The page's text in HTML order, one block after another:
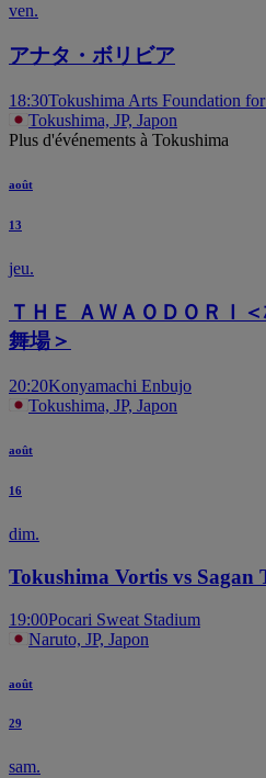
ven.
アナタ・ボリビア
18:30Tokushima Arts Foundation
Tokushima, JP, Japon
Plus d'événements à Tokushima
août
13
jeu.
ＴＨＥ ＡＷＡＯＤＯＲＩ
舞場＞
20:20Konyamachi Enbujo
Tokushima, JP, Japon
août
16
dim.
Tokushima Vortis vs Sagan
19:00Pocari Sweat Stadium
Naruto, JP, Japon
août
29
sam.